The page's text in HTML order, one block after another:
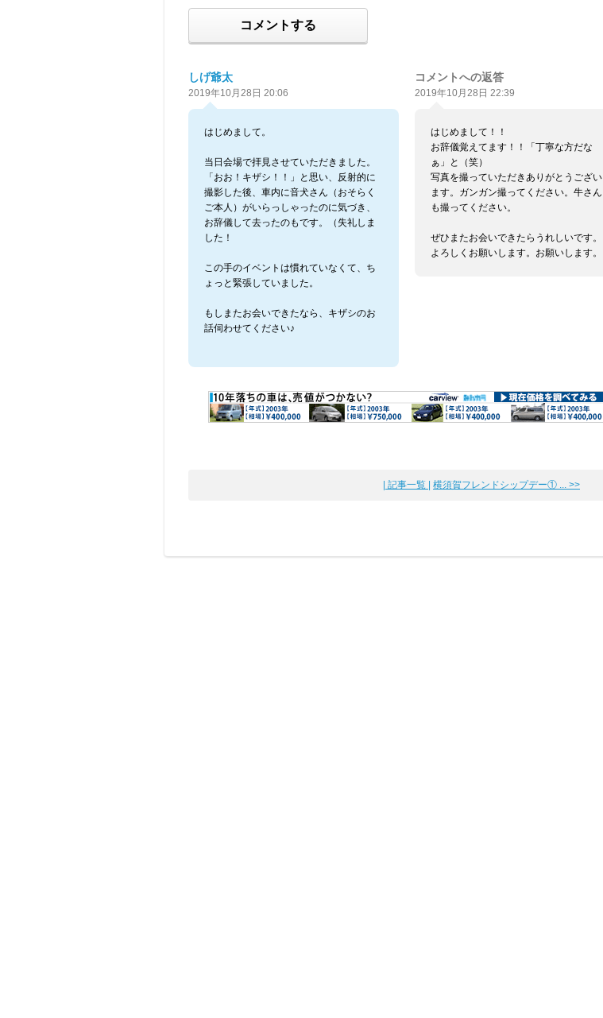
コメントする
しげ爺太
2019年10月28日 20:06
はじめまして。
当日会場で拝見させていただきました。
「おお！キザシ！！」と思い、反射的に
撮影した後、車内に音犬さん（おそらく
ご本人）がいらっしゃったのに気づき、
お辞儀して去ったのもです。（失礼しま
した！
この手のイベントは慣れていなくて、ち
ょっと緊張していました。
もしまたお会いできたなら、キザシのお
話伺わせてください♪
コメントへの返答
2019年10月28日 22:39
はじめまして！！
お辞儀覚えてます！！「丁寧な方だな
ぁ」と（笑）
写真を撮っていただきありがとうござい
ます。ガンガン撮ってください。牛さん
も撮ってください。
ぜひまたお会いできたらうれしいです。
よろしくお願いします。お願いします。
| 記事一覧 | 横須賀フレンドシップデー① ... >>